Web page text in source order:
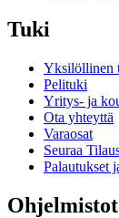
Tuki
Yksilöllinen
Pelituki
Yritys- ja
Ota yhteyttä
Varaosat
Seuraa
Palautukset
Ohjelmistot